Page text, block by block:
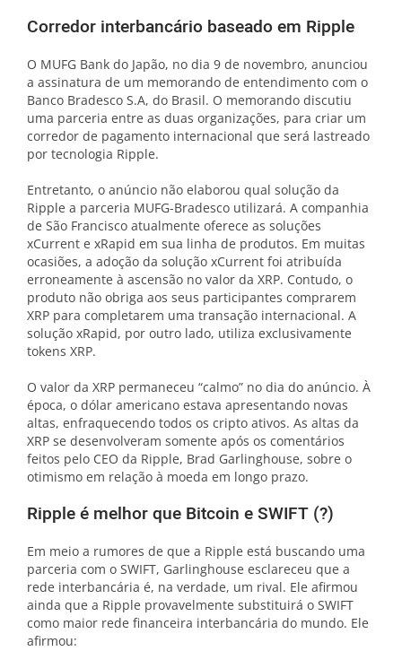
Corredor interbancário baseado em Ripple
O MUFG Bank do Japão, no dia 9 de novembro, anunciou
a assinatura de um memorando de entendimento com o
Banco Bradesco S.A, do Brasil. O memorando discutiu
uma parceria entre as duas organizações, para criar um
corredor de pagamento internacional que será lastreado
por tecnologia Ripple.
Entretanto, o anúncio não elaborou qual solução da
Ripple a parceria MUFG-Bradesco utilizará. A companhia
de São Francisco atualmente oferece as soluções
xCurrent e xRapid em sua linha de produtos. Em muitas
ocasiões, a adoção da solução xCurrent foi atribuída
erroneamente à ascensão no valor da XRP. Contudo, o
produto não obriga aos seus participantes comprarem
XRP para completarem uma transação internacional. A
solução xRapid, por outro lado, utiliza exclusivamente
tokens XRP.
O valor da XRP permaneceu “calmo” no dia do anúncio. À
época, o dólar americano estava apresentando novas
altas, enfraquecendo todos os cripto ativos. As altas da
XRP se desenvolveram somente após os comentários
feitos pelo CEO da Ripple, Brad Garlinghouse, sobre o
otimismo em relação à moeda em longo prazo.
Ripple é melhor que Bitcoin e SWIFT (?)
Em meio a rumores de que a Ripple está buscando uma
parceria com o SWIFT, Garlinghouse esclareceu que a
rede interbancária é, na verdade, um rival. Ele afirmou
ainda que a Ripple provavelmente substituirá o SWIFT
como maior rede financeira interbancária do mundo. Ele
afirmou: